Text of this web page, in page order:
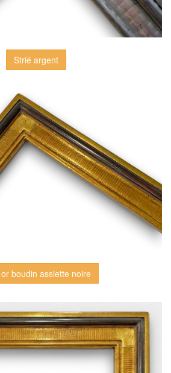
Strié argent
boudin assiette noire